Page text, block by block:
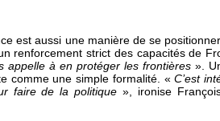
est aussi une manière de se
renforcement strict des capacités de
appelle à en protéger les frontières».
comme une simple formalité. « C’est
faire de la politique », ironise